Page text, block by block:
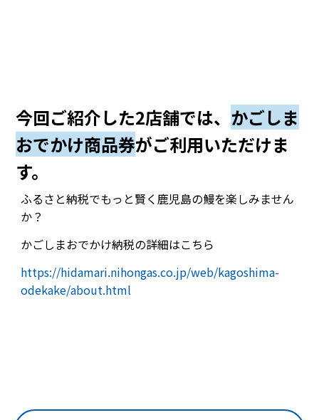
今回ご紹介した2店舗では、 かごしま
おでかけ商品券がご利用いただけま
す。
ふるさと納税でもっと賢く鹿児島の鰻を楽しみません
か？
かごしまおでかけ納税の詳細はこちら
https://hidamari.nihongas.co.jp/web/kagoshima-
odekake/about.html